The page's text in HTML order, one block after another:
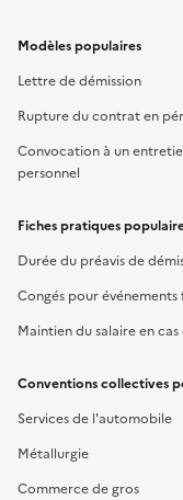
Modèles populaires
Lettre de démission
Rupture du contrat en
Convocation à un
personnel
Fiches pratiques
Durée du préavis de
Congés pour événements
Maintien du salaire en
Conventions collectives
Services de l'automobile
Métallurgie
Commerce de gros